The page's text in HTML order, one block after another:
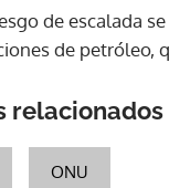
de escalada
de petróleo,
relacionados
ONU